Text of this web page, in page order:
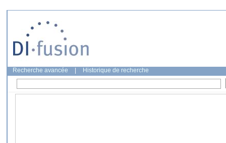
Recherche avancée Historique de recherche